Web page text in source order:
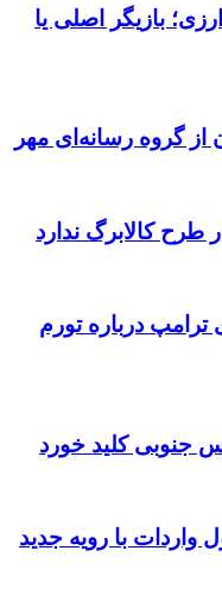
بازیگر اصلی یا
از گروه رسانه‌ای مهر
کالابرگ ندارد
درباره تورم
جنوبی کلید خورد
واردات با رویه جدید